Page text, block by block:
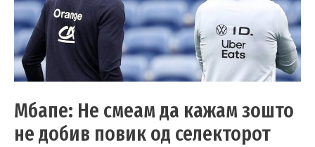
Мбапе: Не смеам да кажам зошто
не добив повик од селекторот